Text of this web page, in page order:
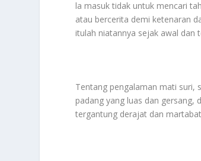
la masuk tidak untuk mencari
atau bercerita demi ketenaran
itulah niatannya sejak awal dan
Tentang pengalaman mati suri,
padang yang luas dan gersang,
tergantung derajat dan